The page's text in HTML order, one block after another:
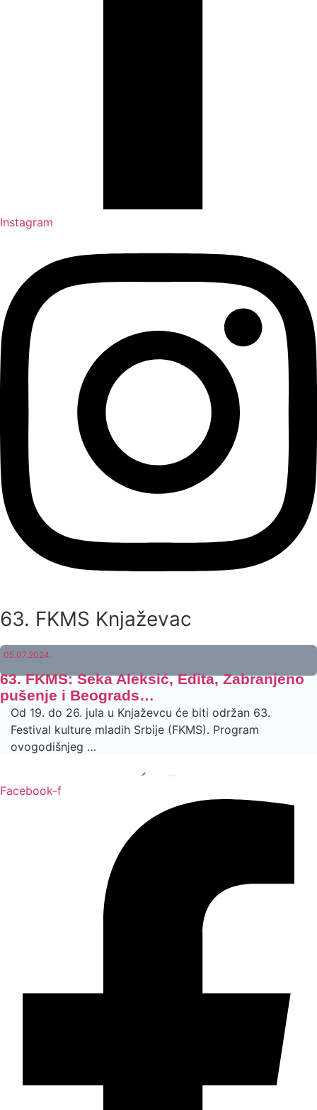
Instagram
63. FKMS Knjaževac
05.07.2024.
63. FKMS: Seka Aleksić, Edita, Zabranjeno
pušenje i Beograds…
Od 19. do 26. jula u Knjaževcu će biti održan 63.
Festival kulture mladih Srbije (FKMS). Program
ovogodišnjeg …
Facebook-f